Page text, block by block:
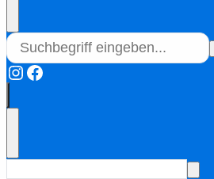
Instagram
Facebook